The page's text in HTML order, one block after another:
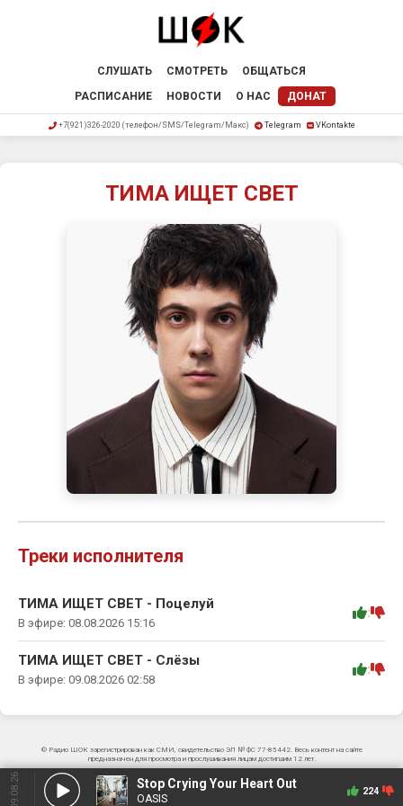
СЛУШАТЬ СМОТРЕТЬ
ОБЩАТЬСЯ
РАСПИСАНИЕ
НОВОСТИ О НАС ДОНАТ
+7(921)326-2020 (телефон/SMS/Telegram/Макс) Telegram VKontakte
ТИМА ИЩЕТ СВЕТ
Треки исполнителя
ТИМА ИЩЕТ СВЕТ - Поцелуй
В эфире: 08.08.2026 15:16
:
ТИМА ИЩЕТ СВЕТ - Слёзы
В эфире: 09.08.2026 02:58
:
© Радио ШОК зарегистрирован как СМИ, свидетельство ЭЛ № ФС 77-85442. Весь контент на сайте
предназначен для просмотра и прослушивания лицам достигшим 12 лет.
09.08.26 Stop Crying Your Heart Out
OASIS
224